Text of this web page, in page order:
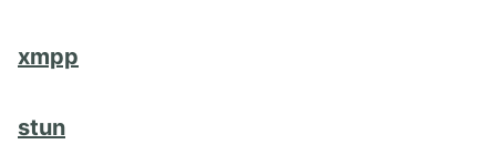
xmpp
stun